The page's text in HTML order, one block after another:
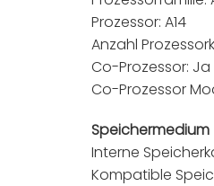
Prozessor: A14
Anzahl
Co-Prozessor: Ja
Co-Prozessor
Speichermedium
Interne
Kompatible